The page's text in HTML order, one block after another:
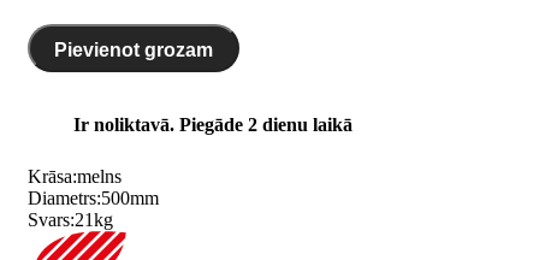
Pievienot grozam
Ir noliktavā. Piegāde 2 dienu laikā
Krāsa:melns
Diametrs:500mm
Svars:21kg